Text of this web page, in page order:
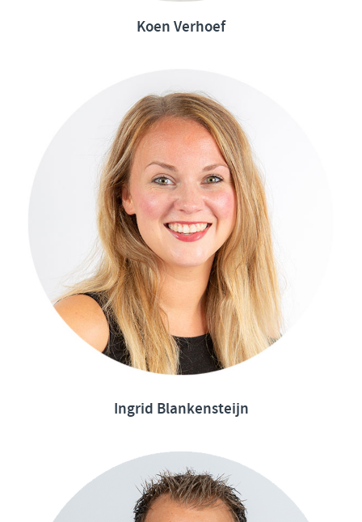
Koen Verhoef
Ingrid Blankensteijn